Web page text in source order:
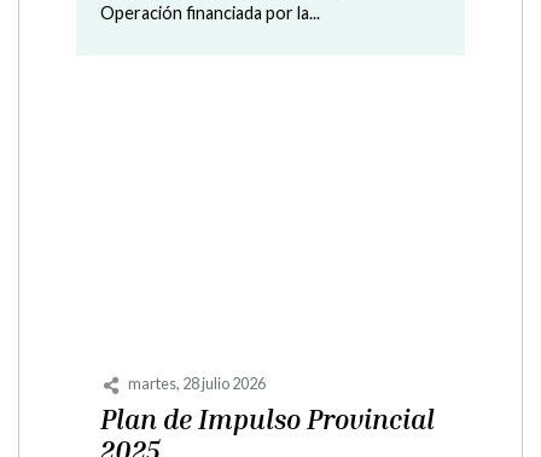
Huesca
martes, 9 junio 2026
Plan de Cooperación
Económica de Obras y